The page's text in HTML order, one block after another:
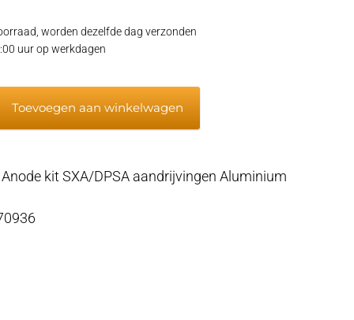
worden dezelfde dag verzonden
uur op werkdagen
Toevoegen aan winkelwagen
kit SXA/DPSA aandrijvingen Aluminium